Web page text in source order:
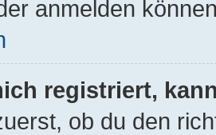
anmelden
registriert,
ob du den